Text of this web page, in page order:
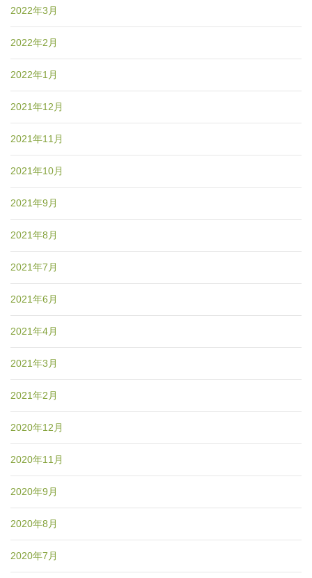
2022年3月
2022年2月
2022年1月
2021年12月
2021年11月
2021年10月
2021年9月
2021年8月
2021年7月
2021年6月
2021年4月
2021年3月
2021年2月
2020年12月
2020年11月
2020年9月
2020年8月
2020年7月